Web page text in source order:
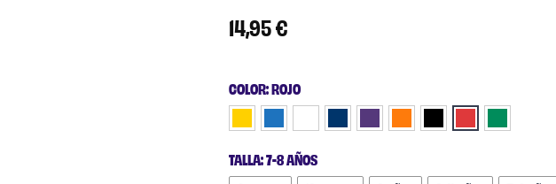
14,95€
COLOR: ROJO
TALLA: 7-8 AÑOS